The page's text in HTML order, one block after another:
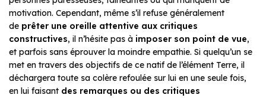
motivation. Cependant, même s’il refuse généralement
de prêter une oreille attentive aux critiques
constructives, il n’hésite pas à imposer son point de vue,
et parfois sans éprouver la moindre empathie. Si quelqu’un se
met en travers des objectifs de ce natif de l’élément Terre, il
déchargera toute sa colère refoulée sur lui en une seule fois,
en lui faisant des remarques ou des critiques